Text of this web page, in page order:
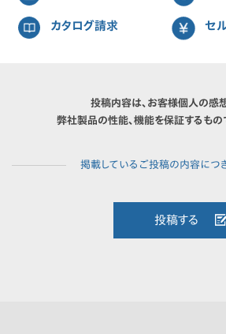
カタログ請求 セ
投稿内容は、お客様個人の感想
弊社製品の性能、機能を保証するもの
投稿する